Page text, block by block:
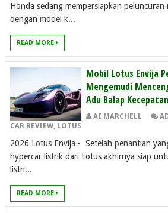
Honda sedang mempersiapkan
dengan model k...
READ MORE
Mobil Lotus Envija
Mengemudi
Adu Balap
AI MARCHELL
CAR REVIEW, LOTUS
2026 Lotus Envija - Setelah penantian
hypercar listrik dari Lotus akhirnya siap
listri...
READ MORE